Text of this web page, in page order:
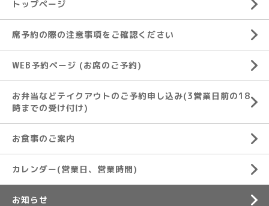
トップページ
席予約の際の注意事項をご確認ください
WEB予約ページ (お席のご予約)
お弁当などテイクアウトのご予約申し込み(3営業日前の18
時までの受け付け)
お食事のご案内
カレンダー(営業日、営業時間)
お知らせ